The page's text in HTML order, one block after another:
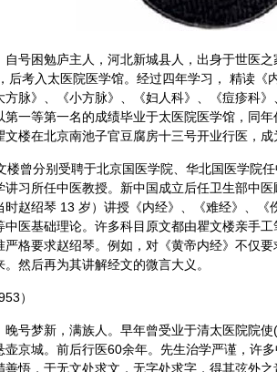
自号困勉庐主人，河北新城县人，出身于世医
后考入太医院医学馆。经过四年学习， 精读《
方脉》、《小方脉》、《妇人科》、《痘疹科》
第一等第一名的成绩毕业于太医院医学馆，同
楼在北京南池子官豆腐房十三号开业行医，成
楼曾分别受聘于北京国医学院、华北国医学院
讲习所任中医教授。新中国成立后任卫生部中
时赵绍琴 13 岁）讲授《内经》、《难经》、《
中医基础理论。许多科目原文都由瞿文楼亲手
严格要求赵绍琴。例如，对《黄帝内经》不仅
然后再为其讲解经文的微言大义。
）
晚号梦新，满族人。早年曾受业于清太医院院
壶京城。前后行医60余年。先生治学严谨，许
悟，于无文处求文，无字处求字，得其弦外之